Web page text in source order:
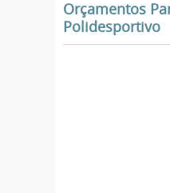
Orçamentos
Polidesportivo